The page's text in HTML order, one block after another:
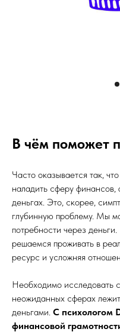
В чём поможет
Часто оказывается так,
наладить сферу финансов,
деньгах. Это, скорее,
глубинную проблему. Мы
потребности через
решаемся проживать в
ресурс и усложняя
Необходимо исследовать
неожиданных сферах
деньгами. С психологом
финансовой